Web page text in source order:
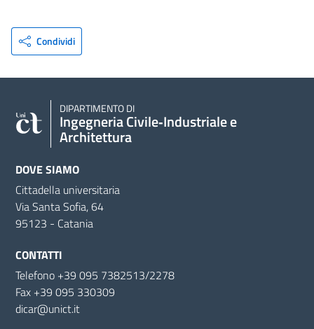
Condividi
DIPARTIMENTO DI
Ingegneria Civile‑Industriale e
Architettura
DOVE SIAMO
Cittadella universitaria
Via Santa Sofia, 64
95123 - Catania
CONTATTI
Telefono +39 095 7382513/2278
Fax +39 095 330309
dicar@unict.it